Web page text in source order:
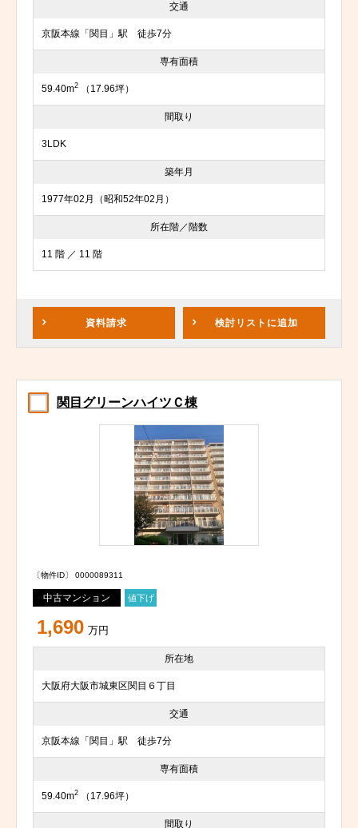
交通
京阪本線「関目」駅 徒歩7分
専有面積
59.40m2 （17.96坪）
間取り
3LDK
築年月
1977年02月（昭和52年02月）
所在階／階数
11 階 ／ 11 階
資料請求 検討リスト に追加
関目グリーンハイツＣ棟
〔物件ID〕 0000089311
中古マンション 値下げ
1,690 万円
所在地
大阪府大阪市城東区関目６丁目
交通
京阪本線「関目」駅 徒歩7分
専有面積
59.40m2 （17.96坪）
間取り